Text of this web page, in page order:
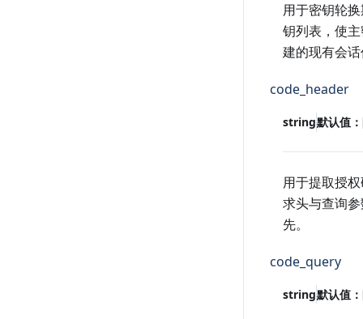
用于密钥轮
钥列表，使
建的现有会
code_header
string默认值：
用于提取授
求头与查询
先。
code_query
string默认值：